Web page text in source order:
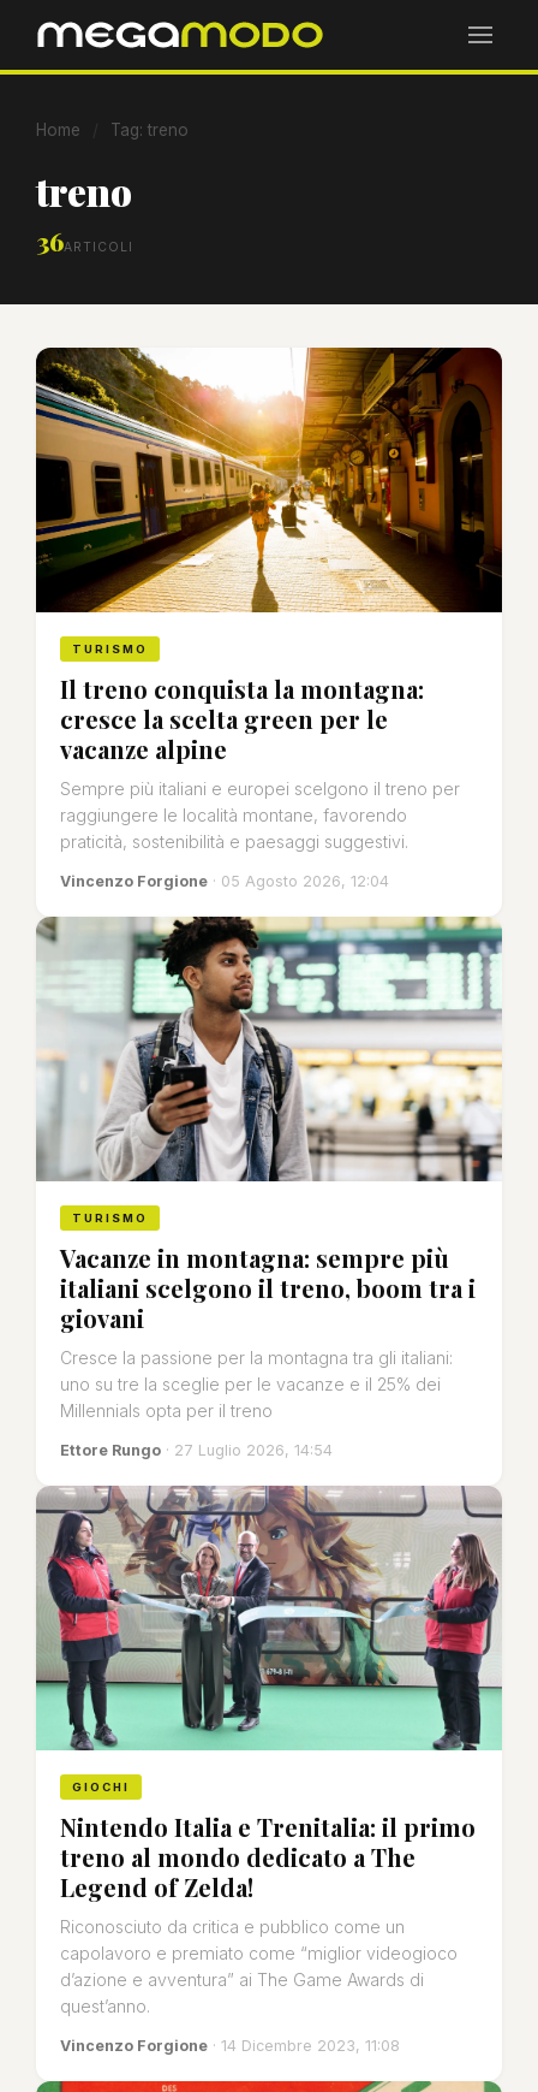
Home Tag: treno
treno
36ARTICOLI
TURISMO
Il treno conquista la montagna:
cresce la scelta green per le
vacanze alpine
Sempre più italiani e europei scelgono il treno per
raggiungere le località montane, favorendo
praticità, sostenibilità e paesaggi suggestivi.
Vincenzo Forgione · 05 Agosto 2026, 12:04
TURISMO
Vacanze in montagna: sempre più
italiani scelgono il treno, boom tra i
giovani
Cresce la passione per la montagna tra gli italiani:
uno su tre la sceglie per le vacanze e il 25% dei
Millennials opta per il treno
Ettore Rungo · 27 Luglio 2026, 14:54
GIOCHI
Nintendo Italia e Trenitalia: il primo
treno al mondo dedicato a The
Legend of Zelda!
Riconosciuto da critica e pubblico come un
capolavoro e premiato come “miglior videogioco
d’azione e avventura” ai The Game Awards di
quest’anno.
Vincenzo Forgione · 14 Dicembre 2023, 11:08